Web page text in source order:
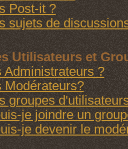
Post-it ?
sujets de
Utilisateurs et
Administrateurs ?
Modérateurs?
groupes
je joindre un
je devenir le